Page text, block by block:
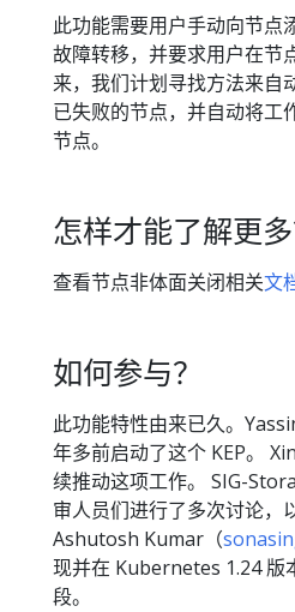
此功能需要用户手动向节点
故障转移，并要求用户在节
来，我们计划寻找方法来自
已失败的节点，并自动将工
节点。
怎样才能了解更多
查看节点非体面关闭相关文
如何参与？
此功能特性由来已久。
年多前启动了这个 KEP。
续推动这项工作。 SIG-
审人员们进行了多次讨论，
Ashutosh Kumar（
现并在 Kubernetes 1.24 版
段。